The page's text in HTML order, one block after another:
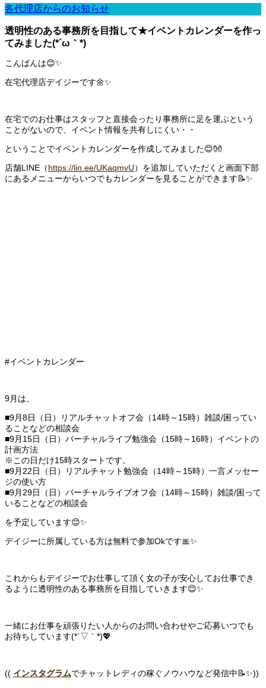
各代理店からのお知らせ
透明性のある事務所を目指して★イベントカレンダーを作っ
てみました(*´ω｀*)
こんばんは😊✨
在宅代理店デイジーです🌼✨
在宅でのお仕事はスタッフと直接会ったり事務所に足を運ぶという
ことがないので、イベント情報を共有しにくい・・
ということでイベントカレンダーを作成してみました😊👐
店舗LINE（https://lin.ee/UKaqmvU）を追加していただくと画面下部
にあるメニューからいつでもカレンダーを見ることができます📝✨
#イベントカレンダー
9月は、
■9月8日（日）リアルチャットオフ会（14時～15時）雑談/困ってい
ることなどの相談会
■9月15日（日）バーチャルライブ勉強会（15時～16時）イベントの
計画方法
※この日だけ15時スタートです。
■9月22日（日）リアルチャット勉強会（14時～15時）一言メッセー
ジの使い方
■9月29日（日）バーチャルライブオフ会（14時～15時）雑談/困って
いることなどの相談会
を予定しています😊✨
デイジーに所属している方は無料で参加Okです🎀✨
これからもデイジーでお仕事して頂く女の子が安心してお仕事でき
るように透明性のある事務所を目指していきます😊✨
一緒にお仕事を頑張りたい人からのお問い合わせやご応募いつでも
お待ちしています(*´▽｀*)💖
(( インスタグラムでチャットレディの稼ぐノウハウなど発信中📝✨))